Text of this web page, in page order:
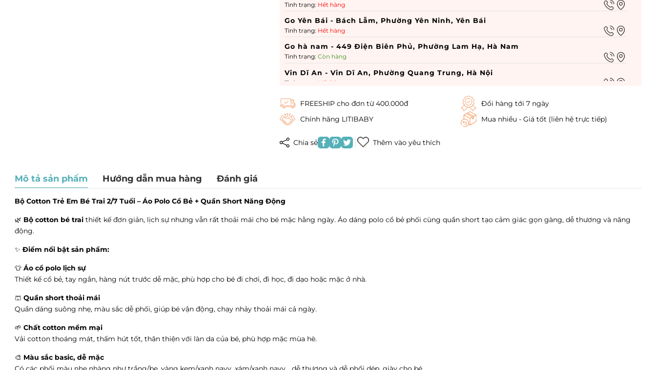
Tình trạng: Hết hàng
Go Yên Bái - Bách Lẫm, Phường Yên Ninh, Yên Bái
Tình trạng: Hết hàng
Go hà nam - 449 Điện Biên Phủ, Phường Lam Hạ, Hà Nam
Tình trạng:Còn hàng
Vin Dĩ An - Vin Dĩ An, Phường Quang Trung, Hà Nội
Tình trạng: Hết hàng
Times City - 458 P. Minh Khai, Phường Vĩnh Tuy, Hà Nội
Tình trạng:
Royal City - 72A Đường Nguyễn Trãi, Phường Thượng Đình, Hà Nội
Vincom 3 tháng 2 - Vincom 3 tháng 2, Phường Cát Linh, Hà Nội
Tình trạng:Hết hàng
Vin Hải Phòng Imperia - Vin Hải Phòng Imperia, Phường Thượng Lý, Hải Phòng
Vin Trần Duy Hưng - 19 Đường Trần Duy Hưng, Phường Trung Hòa, Hà Nội
Ocean Park 3 - Vincom Mega Mall Ocean City, Xã Nghĩa Trụ, Hưng Yên
Tình trạng:
FREESHIP cho đơn từ 400.000đ
Đổi hàng tới 7 ngày
Chính hãng LITIBABY
Mua nhiều - Giá tốt (liên hệ trực tiếp)
Chia sẻ Thêm vào yêu thích
Mô tả sản phẩm Hướng dẫn mua hàng Đánh giá
Bộ Cotton Trẻ Em Bé Trai 2/7 Tuổi – Áo Polo Cổ Bẻ + Quần Short Năng Động
🌿 Bộ cotton bé trai thiết kế đơn giản, lịch sự nhưng vẫn rất thoải mái cho bé mặc hằng ngày. Áo dáng polo cổ bẻ phối cùng quần short tạo cảm giác gọn gàng, dễ thương và năng
động.
✨ Điểm nổi bật sản phẩm:
👕 Áo cổ polo lịch sự
Thiết kế cổ bẻ, tay ngắn, hàng nút trước dễ mặc, phù hợp cho bé đi chơi, đi học, đi dạo hoặc mặc ở nhà.
🩳 Quần short thoải mái
Quần dáng suông nhẹ, màu sắc dễ phối, giúp bé vận động, chạy nhảy thoải mái cả ngày.
🌱 Chất cotton mềm mại
Vải cotton thoáng mát, thấm hút tốt, thân thiện với làn da của bé, phù hợp mặc mùa hè.
🎨 Màu sắc basic, dễ mặc